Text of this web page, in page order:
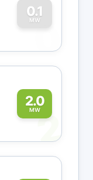
0.1
MW
0
2.0
MW2